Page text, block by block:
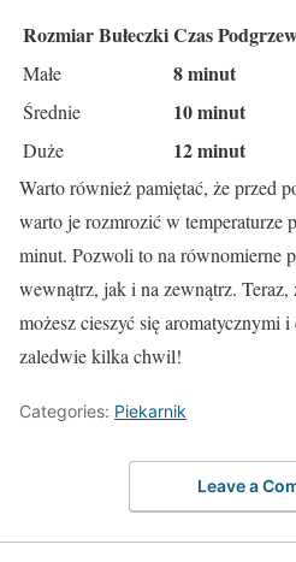
Rozmiar BułeczkiCzas
Małe 8 minut
Średnie 10 minut
Duże 12 minut
Warto również pamiętać, że przed
warto je rozmrozić w temperaturze
minut. Pozwoli to na równomierne
wewnątrz, jak i na zewnątrz.
możesz cieszyć się aromatycznymi
zaledwie kilka chwil!
Categories: Piekarnik
Leave a